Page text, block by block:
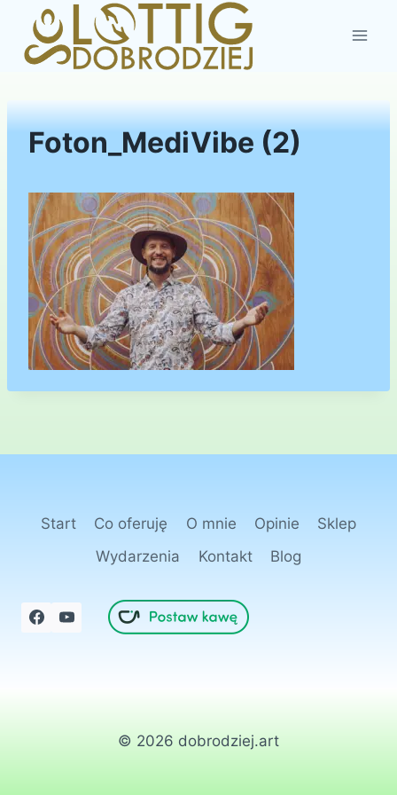
Przejdź
treści
Foton_MediVibe (2)
Start Co oferuję O mnie Opinie
Sklep
Wydarzenia
Kontakt Blog
© 2026 dobrodziej.art